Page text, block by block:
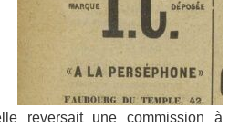
reversait une commission à